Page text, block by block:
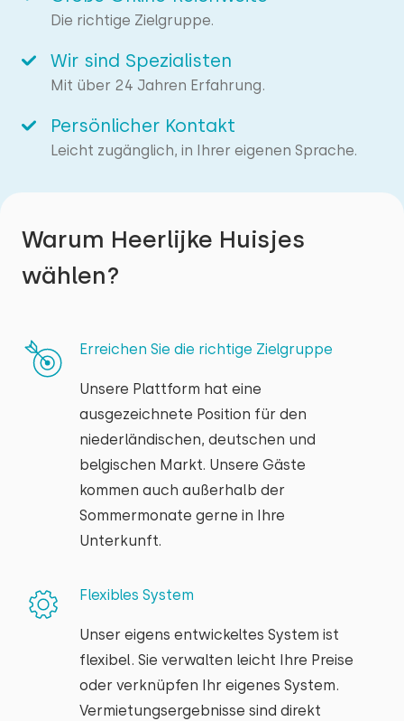
Die richtige Zielgruppe.
Wir sind Spezialisten
Mit über 24 Jahren Erfahrung.
Persönlicher Kontakt
Leicht zugänglich, in Ihrer eigenen Sprache.
Warum Heerlijke Huisjes
wählen?
Erreichen Sie die richtige Zielgruppe
Unsere Plattform hat eine
ausgezeichnete Position für den
niederländischen, deutschen und
belgischen Markt. Unsere Gäste
kommen auch außerhalb der
Sommermonate gerne in Ihre
Unterkunft.
Flexibles System
Unser eigens entwickeltes System ist
flexibel. Sie verwalten leicht Ihre Preise
oder verknüpfen Ihr eigenes System.
Vermietungsergebnisse sind direkt